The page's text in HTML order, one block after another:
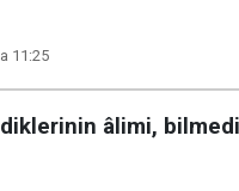
11:25
âlimi,